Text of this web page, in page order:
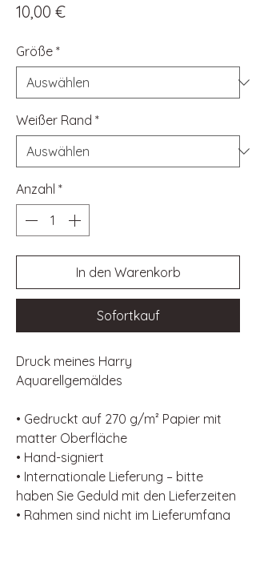
10,00 €Preis
Größe *
Weißer Rand *
Anzahl *
In den Warenkorb
Sofortkauf
Druck meines Harry
Aquarellgemäldes
• Gedruckt auf 270 g/m² Papier mit
matter Oberfläche
• Hand-signiert
• Internationale Lieferung – bitte
haben Sie Geduld mit den Lieferzeiten
• Rahmen sind nicht im Lieferumfang